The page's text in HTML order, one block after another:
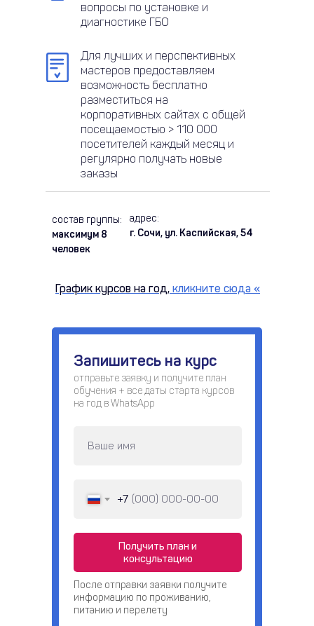
состав группы:
максимум 8
человек
адрес:
г. Сочи, ул. Каспийская, 54
вопросы по установке и
диагностике ГБО
Для лучших и перспективных
мастеров предоставляем
возможность бесплатно
разместиться на
корпоративных сайтах с общей
посещаемостью > 110 000
посетителей каждый месяц и
регулярно получать новые
заказы
+7
Получить план и
консультацию
Запишитесь на курс
отправьте заявку и получите план
обучения + все даты старта курсов
на год в WhatsApp
После отправки заявки получите
информацию по проживанию,
питанию и перелету
График курсов на год, кликните сюда «